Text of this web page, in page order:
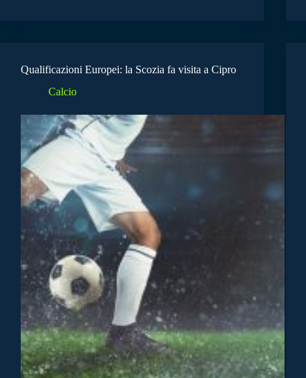
Qualificazioni Europei: la Scozia fa visita a Cipro
Calcio